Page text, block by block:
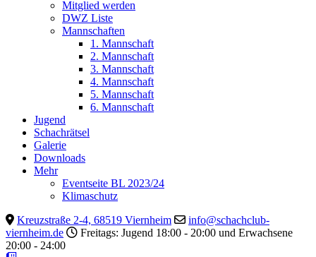
Mitglied werden
DWZ Liste
Mannschaften
1. Mannschaft
2. Mannschaft
3. Mannschaft
4. Mannschaft
5. Mannschaft
6. Mannschaft
Jugend
Schachrätsel
Galerie
Downloads
Mehr
Eventseite BL 2023/24
Klimaschutz
Kreuzstraße 2-4, 68519 Viernheim
info@schachclub-
viernheim.de
Freitags: Jugend 18:00 - 20:00 und Erwachsene
20:00 - 24:00